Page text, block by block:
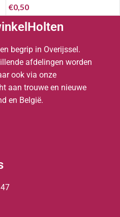
€0,50
begrip in Overijssel.
afdelingen worden
ook via onze
aan trouwe en nieuwe
en België.